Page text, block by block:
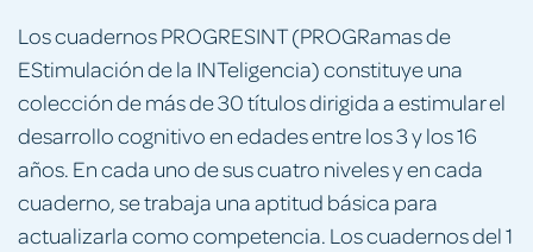
Los cuadernos PROGRESINT (PROGRamas de
EStimulación de la INTeligencia) constituye una
colección de más de 30 títulos dirigida a estimular el
desarrollo cognitivo en edades entre los 3 y los 16
años. En cada uno de sus cuatro niveles y en cada
cuaderno, se trabaja una aptitud básica para
actualizarla como competencia. Los cuadernos del 1